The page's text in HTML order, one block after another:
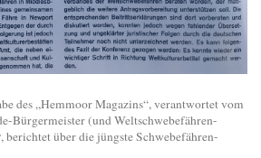
des „Hemmoor Magazins“, verantwortet vom
Bürgermeister (und Weltschwebefähren-
, berichtet über die jüngste Schwebefähren-